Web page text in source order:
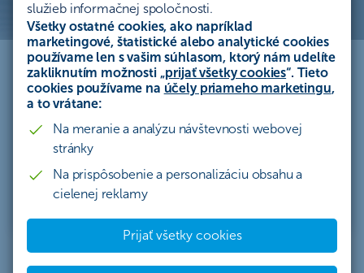
služieb informačnej spoločnosti.
Všetky ostatné cookies, ako napríklad
marketingové, štatistické alebo analytické cookies
používame len s vašim súhlasom, ktorý nám udelíte
zakliknutím možnosti „prijať všetky cookies“. Tieto
cookies používame na účely priameho marketingu,
a to vrátane:
Na meranie a analýzu návštevnosti webovej
stránky
Na prispôsobenie a personalizáciu obsahu a
cielenej reklamy
Prijať všetky cookies
SmartSlužby+
Využite smart riešenia na mieru pre vás od ČSOB.
Vďaka rôznorodým službám vyriešite priamo v
aplikácii ČSOB SmartBanking to, na čo by ste inak
potrebovali niekoľko ďalších samostatných
aplikácií.
Začať používať SmartSlužby+